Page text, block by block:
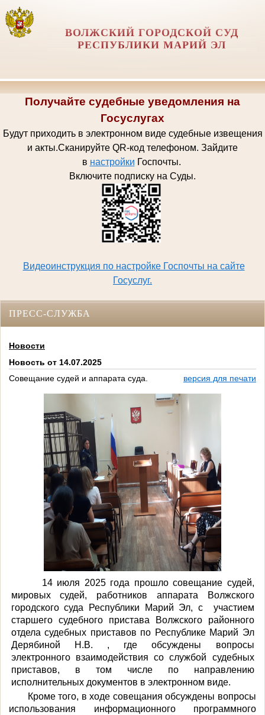
ВОЛЖСКИЙ ГОРОДСКОЙ СУД
РЕСПУБЛИКИ МАРИЙ ЭЛ
Получайте судебные уведомления на
Госуслугах
Будут приходить в электронном виде судебные извещения
и акты.Сканируйте QR-код телефоном. Зайдите
в настройки Госпочты.
Включите подписку на Суды.
Видеоинструкция по настройке Госпочты на сайте
Госуслуг.
ПРЕСС-СЛУЖБА
Новости
Новость от 14.07.2025
Совещание судей и аппарата суда.
версия для печати
14 июля 2025 года прошло совещание судей,
мировых судей, работников аппарата Волжского
городского суда Республики Марий Эл, с
участием
старшего судебного пристава Волжского районного
отдела судебных приставов по Республике Марий Эл
Дерябиной Н.В. , где обсуждены вопросы
электронного взаимодействия со службой судебных
приставов, в том числе по направлению
исполнительных документов в электронном виде.
Кроме того, в ходе совещания обсуждены вопросы
использования информационного программного